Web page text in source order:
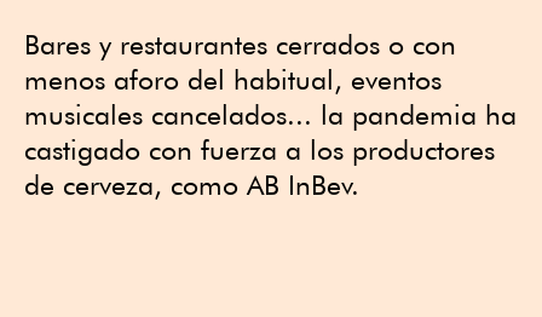
Bares y restaurantes cerrados o con
menos aforo del habitual, eventos
musicales cancelados... la pandemia ha
castigado con fuerza a los productores
de cerveza, como AB InBev.